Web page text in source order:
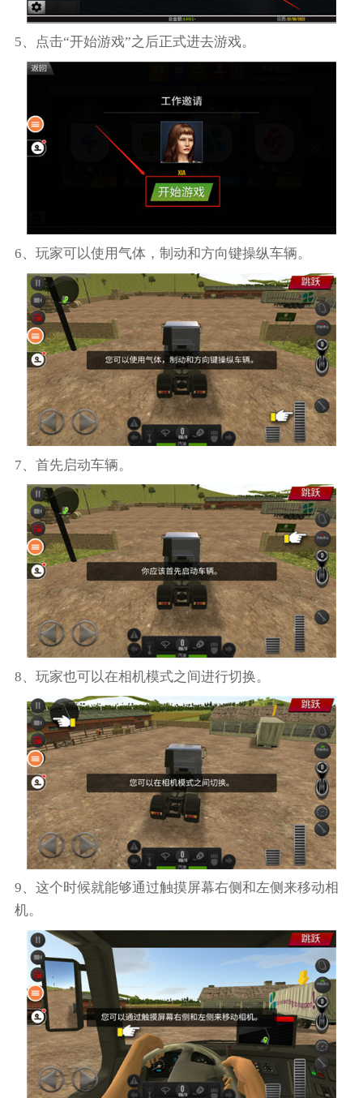
5、点击“开始游戏”之后正式进去游戏。
6、玩家可以使用气体，制动和方向键操纵车辆。
7、首先启动车辆。
8、玩家也可以在相机模式之间进行切换。
9、这个时候就能够通过触摸屏幕右侧和左侧来移动相
机。